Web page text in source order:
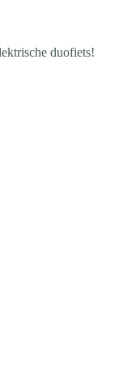
duofiets!